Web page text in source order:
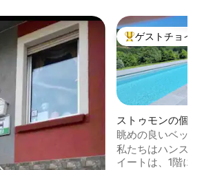
大好評のゲスト
ゲストチョイス
ストゥモンの個室
眺めの良いベッド
スイート（大人2
私たちはハンスと
イートは、1階に